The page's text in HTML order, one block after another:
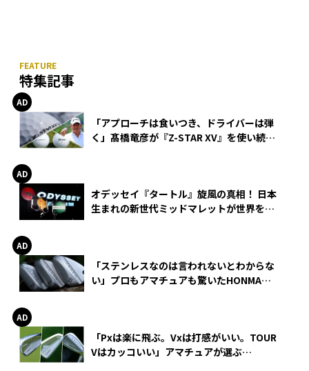
特集記事
「アプローチは食いつき、ドライバーは弾
く」髙橋竜彦が『Z-STAR XV』を使い続け
オデッセイ『タートル』旋風の真相！ 日本
生まれの新世代ミッドマレットが世界を席
「ステンレスなのは言われないとわからな
い」プロもアマチュアも驚いたHONMA
「Pxは楽に飛ぶ。Vxは打感がいい。TOUR
Vはカッコいい」アマチュアが選ぶ